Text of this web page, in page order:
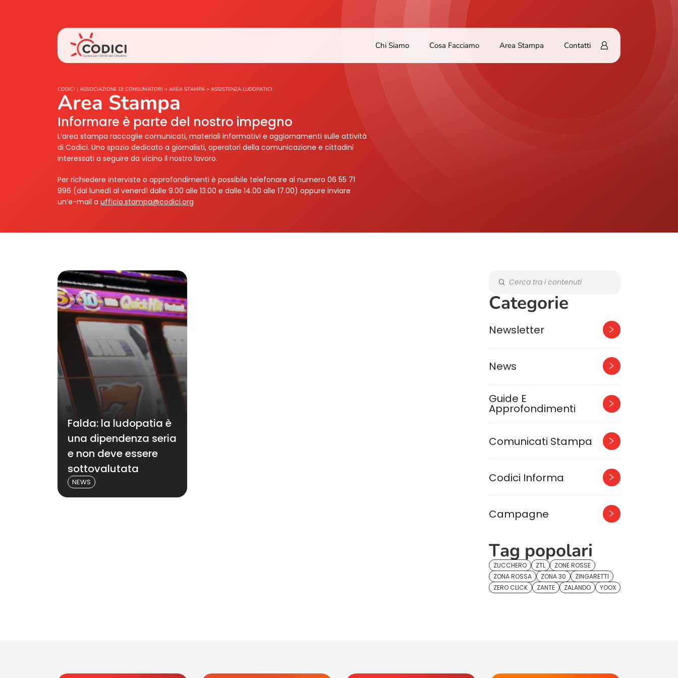
Chi Siamo Cosa Facciamo Area Stampa Contatti
CODICI | ASSOCIAZIONE DI CONSUMATORI > AREA STAMPA > ASSISTENZA LUDOPATICI
Area Stampa
Informare è parte del nostro impegno
L’area stampa raccoglie comunicati, materiali informativi e aggiornamenti sulle attività
di Codici. Uno spazio dedicato a giornalisti, operatori della comunicazione e cittadini
interessati a seguire da vicino il nostro lavoro.
Per richiedere interviste o approfondimenti è possibile telefonare al numero 06 55 71
996 (dal lunedì al venerdì dalle 9.00 alle 13.00 e dalle 14.00 alle 17.00) oppure inviare
un’e-mail a ufficio.stampa@codici.org
Falda: la ludopatia è
una dipendenza seria
e non deve essere
sottovalutata
NEWS
Categorie
Newsletter
News
Guide E
Approfondimenti
Comunicati Stampa
Codici Informa
Campagne
Tag popolari
ZUCCHERO ZTL
ZONE ROSSE
ZONA ROSSA
ZONA 30
ZINGARETTI
ZERO CLICK
ZANTE ZALANDO YOOX